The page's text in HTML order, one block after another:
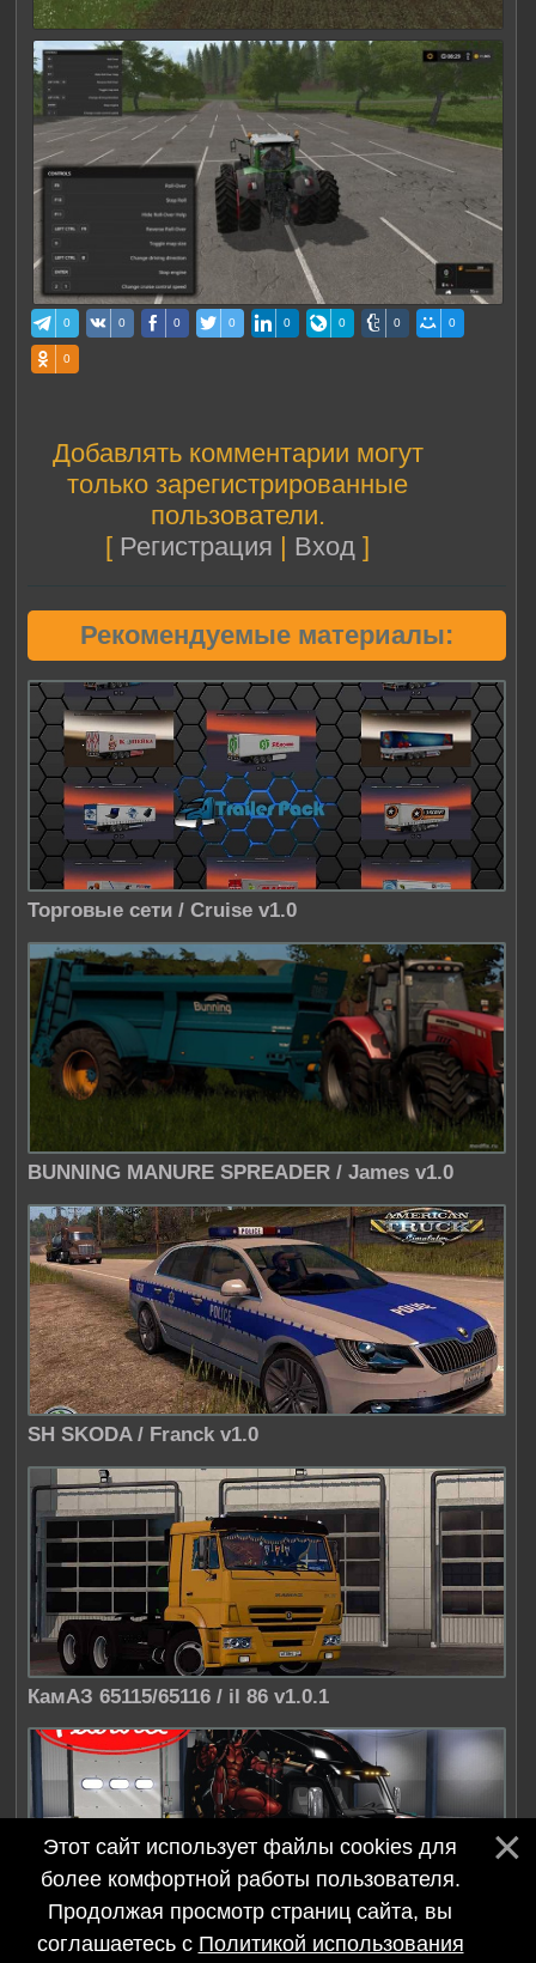
0 0 0 0 0 0 0 0
0
Добавлять комментарии могут
только зарегистрированные
пользователи.
[ Регистрация | Вход ]
Рекомендуемые материалы:
Торговые сети / Cruise v1.0
BUNNING MANURE SPREADER / James v1.0
SH SKODA / Franck v1.0
КамАЗ 65115/65116 / il 86 v1.0.1
Deadpool / BarbootX v1.0
Этот сайт использует файлы cookies для
более комфортной работы пользователя.
Продолжая просмотр страниц сайта, вы
соглашаетесь с Политикой использования